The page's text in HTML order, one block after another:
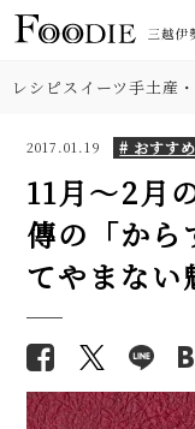
レシピスイーツ手土産
2017.01.19 # おすす
11月～2月
傳の「から
てやまない